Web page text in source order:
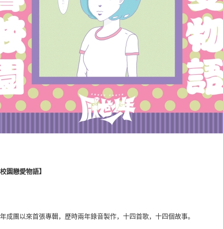
園戀愛物語】
成團以來首張專輯，歷時兩年錄音製作，十四首歌，十四個故事。